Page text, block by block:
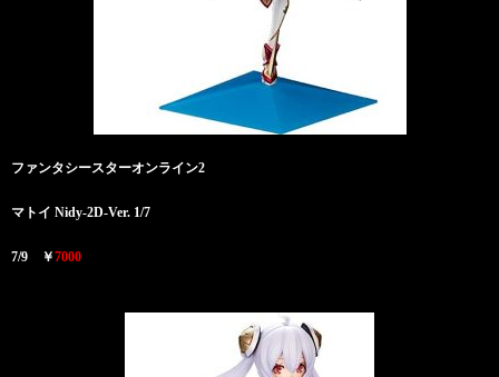
ファンタシースターオンライン2
マトイ Nidy-2D-Ver. 1/7
7/9 ￥7000